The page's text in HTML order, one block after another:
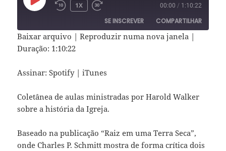
REPRODUZIR
EPISÓDIO
1X 00:00 / 1:10:22
SE INSCREVER COMPARTILHAR
Spotify
FEED RSS
COMPAR
TILHAR
LINK
RAR
Baixar arquivo |Reproduzir numa nova janela |
Duração: 1:10:22
Assinar:Spotify|iTunes
Coletânea de aulas ministradas por Harold Walker
sobre a história da Igreja.
Baseado na publicação “Raiz em uma Terra Seca”,
onde Charles P. Schmitt mostra de forma crítica dois